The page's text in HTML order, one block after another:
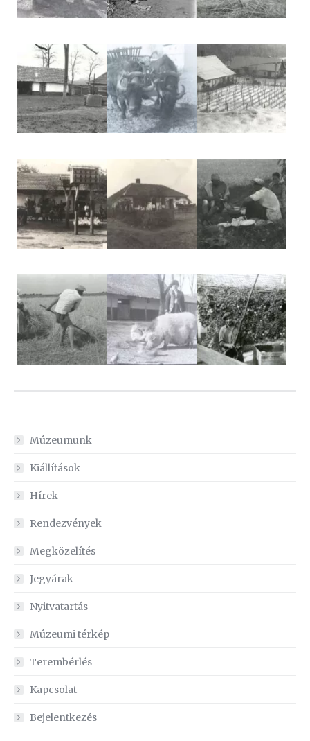
Múzeumunk
Kiállítások
Hírek
Rendezvények
Megközelítés
Jegyárak
Nyitvatartás
Múzeumi térkép
Terembérlés
Kapcsolat
Bejelentkezés